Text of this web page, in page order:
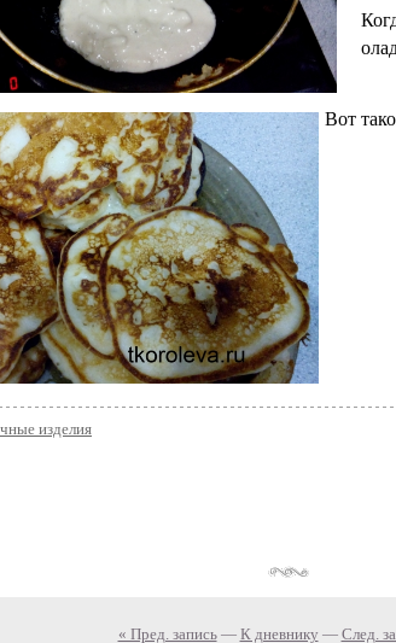
Вот
изделия
« Пред. запись— К дневнику — След.